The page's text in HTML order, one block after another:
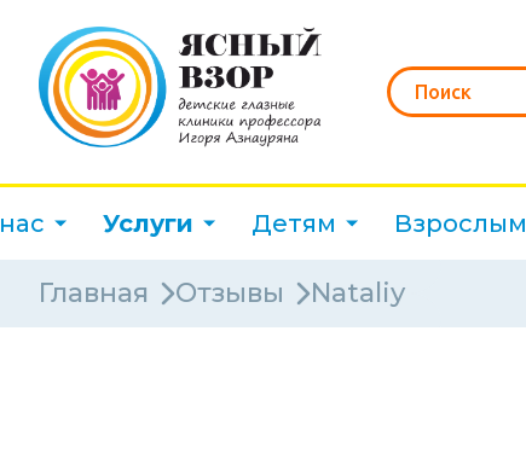
Услуги Детям Взрослым
Главная Отзывы Nataliy